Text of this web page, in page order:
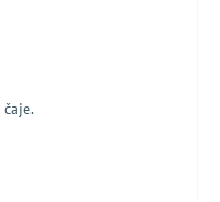
5 z 5 hvězdiček.
5 z 5 hvězdiček.